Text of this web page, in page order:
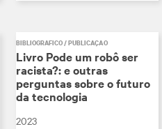
BIBLIOGRÁFICO / PUBLICAÇÃO
Livro Pode um robô ser
racista?: e outras
perguntas sobre o futuro
da tecnologia
2023